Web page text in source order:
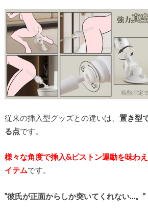
従来の挿入型グッズとの違いは、 置き型
る点です。
様々な角度で挿入&ピストン運動を味わ
イテムです。
”彼氏が正面からしか突いてくれない…。”